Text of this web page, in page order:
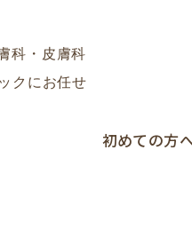
初めての方